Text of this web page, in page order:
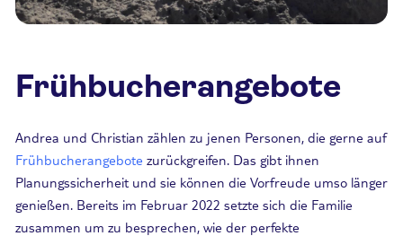
Frühbucherangebote
Andrea und Christian zählen zu jenen Personen, die gerne auf
Frühbucherangebote zurückgreifen. Das gibt ihnen
Planungssicherheit und sie können die Vorfreude umso länger
genießen. Bereits im Februar 2022 setzte sich die Familie
zusammen um zu besprechen, wie der perfekte